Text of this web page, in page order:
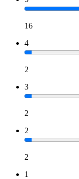
16
4
2
3
2
2
2
1